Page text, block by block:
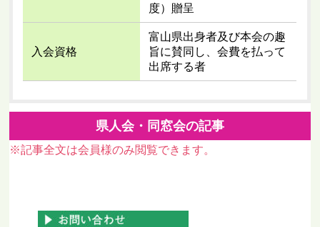
度）贈呈
入会資格
富山県出身者及び本会の趣
旨に賛同し、会費を払って
出席する者
県人会・同窓会の記事
※記事全文は会員様のみ閲覧できます。